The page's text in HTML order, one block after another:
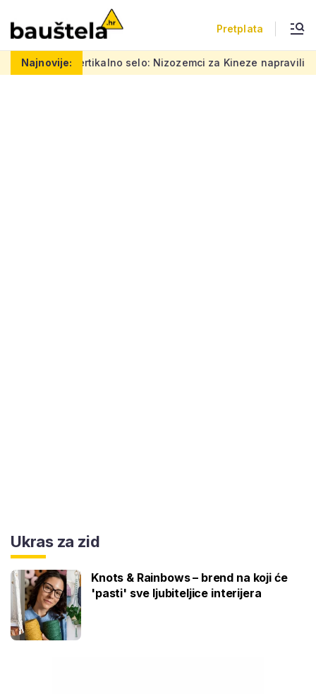
Pretplata
Najnovije:
Šareno vertikalno selo: Nizozemci za Kineze napravili
Ukras za zid
Knots & Rainbows – brend na koji će
'pasti' sve ljubiteljice interijera